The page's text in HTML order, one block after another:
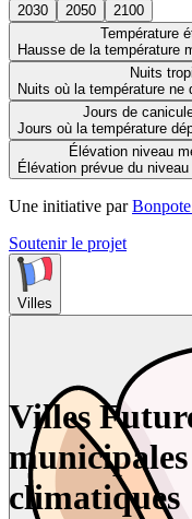
2030 2050
2100
Température
Hausse de la température
Nuits
Nuits où la température ne
Jours de
Jours où la température
Élévation niveau
Élévation prévue du
Une initiative par
Soutenir le projet
Villes
Villes
climatiques